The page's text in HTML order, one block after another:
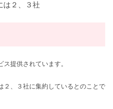
は２、３社
提供されています。
２、３社に集約しているとのことで